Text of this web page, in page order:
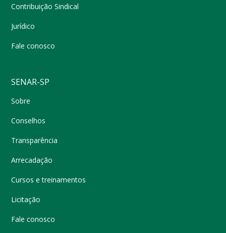
Contribuição Sindical
Jurídico
Fale conosco
SENAR-SP
Sobre
Conselhos
Transparência
Arrecadação
Cursos e treinamentos
Licitação
Fale conosco